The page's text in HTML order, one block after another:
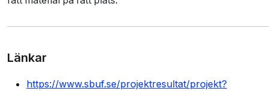
Länkar
https://www.sbuf.se/projektresultat/projekt?